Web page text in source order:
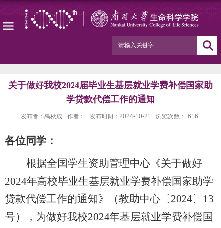
关于做好我校2024届毕业生基层就业学费补偿国家助
学贷款代偿工作的通知
发布者：禹秋成 作者： 发布时间：2024-10-21 浏览次数： 616
各位同学：
根据全国学生资助管理中心《关于做好
2024年高校毕业生基层就业学费补偿国家助学
贷款代偿工作的通知》（教助中心〔2024〕13
号），为做好我校2024年基层就业学费补偿国